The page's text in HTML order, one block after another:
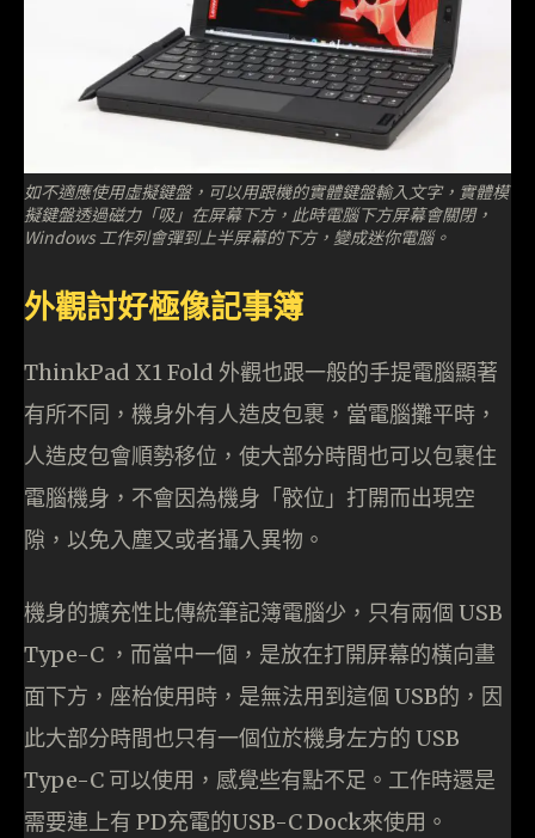
如不適應使用虛擬鍵盤，可以用跟機的實體鍵盤輸入文字，實體模
擬鍵盤透過磁力「吸」在屏幕下方，此時電腦下方屏幕會關閉，
Windows 工作列會彈到上半屏幕的下方，變成迷你電腦。
外觀討好極像記事簿
ThinkPad X1 Fold 外觀也跟一般的手提電腦顯著
有所不同，機身外有人造皮包裹，當電腦攤平時，
人造皮包會順勢移位，使大部分時間也可以包裹住
電腦機身，不會因為機身「骹位」打開而出現空
隙，以免入塵又或者攝入異物。
機身的擴充性比傳統筆記簿電腦少，只有兩個 USB
Type-C ，而當中一個，是放在打開屏幕的橫向畫
面下方，座枱使用時，是無法用到這個 USB的，因
此大部分時間也只有一個位於機身左方的 USB
Type-C 可以使用，感覺些有點不足。工作時還是
需要連上有 PD充電的USB-C Dock來使用。